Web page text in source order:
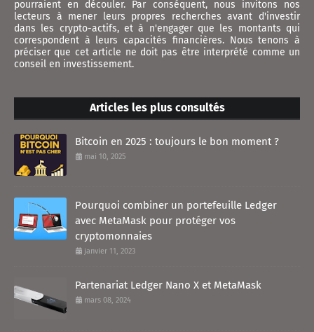
pourraient en découler. Par conséquent, nous invitons nos
lecteurs à mener leurs propres recherches avant d'investir
dans les crypto-actifs, et à n'engager que les montants qui
correspondent à leurs capacités financières. Nous tenons à
préciser que cet article ne doit pas être interprété comme un
conseil en investissement.
Articles les plus consultés
Bitcoin en 2025 : toujours le bon moment ?
mai 10, 2025
Pourquoi combiner un portefeuille Ledger
avec MetaMask pour protéger vos
cryptomonnaies
janvier 11, 2023
Partenariat Ledger Nano X et MetaMask
mars 08, 2024